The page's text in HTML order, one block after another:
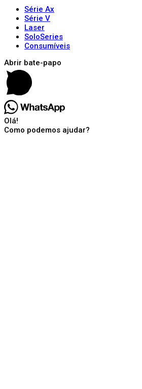
Série Ax
Série V
Laser
SoloSeries
Consumíveis
Abrir bate-papo
Olá!
Como podemos ajudar?